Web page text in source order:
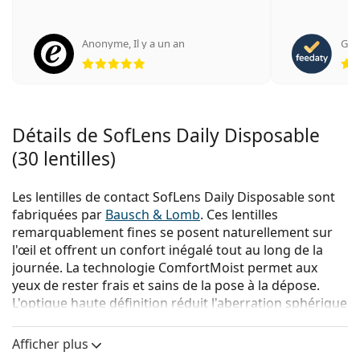
Anonyme,Il y a un an
évaluation 5 sur 5
Détails de SofLens Daily Disposable
(30 lentilles)
Les lentilles de contact SofLens Daily Disposable sont
fabriquées par Bausch & Lomb. Ces lentilles
remarquablement fines se posent naturellement sur
l'œil et offrent un confort inégalé tout au long de la
journée. La technologie ComfortMoist permet aux
yeux de rester frais et sains de la pose à la dépose.
L'optique haute définition réduit l'aberration sphérique
des conditions de faible luminosité.
Afficher plus